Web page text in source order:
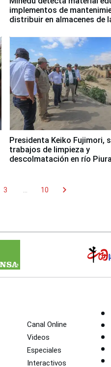
implementos de
distribuir en almacenes de
Presidenta Keiko Fujimori,
trabajos de limpieza y
descolmatación en río
3 10 chevron_right
Canal Online
Videos
Especiales
Interactivos